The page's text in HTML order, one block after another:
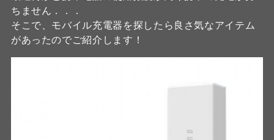
ちません．．．
そこで、モバイル充電器を探したら良さ気なアイテム
があったのでご紹介します！